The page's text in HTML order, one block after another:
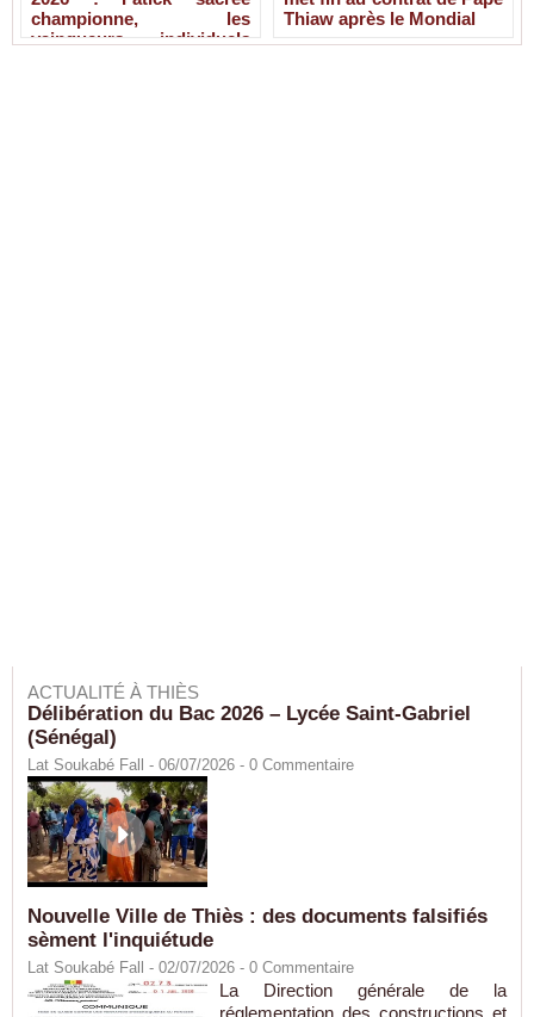
championne, les
vainqueurs individuels
Thiaw après le Mondial
ACTUALITÉ À THIÈS
Délibération du Bac 2026 – Lycée Saint-Gabriel
(Sénégal)
Lat Soukabé Fall - 06/07/2026 - 0 Commentaire
Nouvelle Ville de Thiès : des documents falsifiés
sèment l'inquiétude
Lat Soukabé Fall - 02/07/2026 - 0 Commentaire
La Direction générale de la